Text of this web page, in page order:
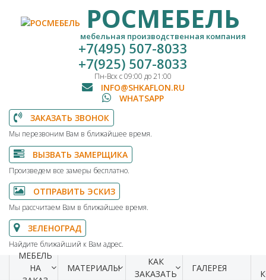
РОСМЕБЕЛЬ
мебельная производственная компания
+7(495) 507-8033
+7(925) 507-8033
Пн-Вск с 09:00 до 21:00
INFO@SHKAFLON.RU
WHATSAPP
ЗАКАЗАТЬ ЗВОНОК
Мы перезвоним Вам в ближайшее время.
ВЫЗВАТЬ ЗАМЕРЩИКА
Произведем все замеры бесплатно.
ОТПРАВИТЬ ЭСКИЗ
Мы рассчитаем Вам в ближайшее время.
ЗЕЛЕНОГРАД
Найдите ближайший к Вам адрес.
МЕБЕЛЬ
НА
МАТЕРИАЛЫ
КАК
ЗАКАЗАТЬ
ГАЛЕРЕЯ